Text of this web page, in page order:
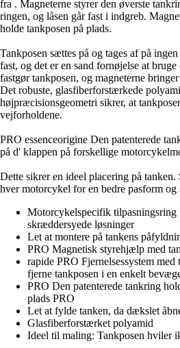
fra . Magneterne styrer den øverste
ringen, og låsen går fast i indgreb.
holde tankposen på plads.
Tankposen sættes på og tages af på
fast, og det er en sand fornøjelse at
fastgør tankposen, og magneterne
Det robuste, glasfiberforstærkede
højpræcisionsgeometri sikrer, at
vejforholdene.
PRO essenceorigine Den patenterede
på d' klappen på forskellige
Dette sikrer en ideel placering på
hver motorcykel for en bedre pasform
Motorcykelspecifik tilpasningsring
skræddersyede løsninger
Let at montere på tankens
PRO Magnetisk styrehjælp med
rapide PRO Fjernelsessystem
fjerne tankposen i en enkelt
PRO Den patenterede tankring
plads PRO
Let at fylde tanken, da dækslet
Glasfiberforstærket polyamid
Ideel til maling: Tankposen hviler